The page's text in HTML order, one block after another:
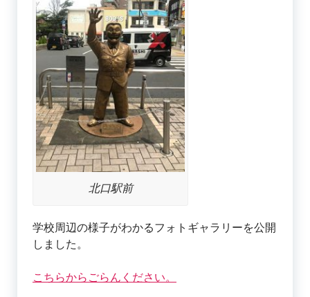
北口駅前
学校周辺の様子がわかるフォトギャラリーを公開
しました。
こちらからごらんください。